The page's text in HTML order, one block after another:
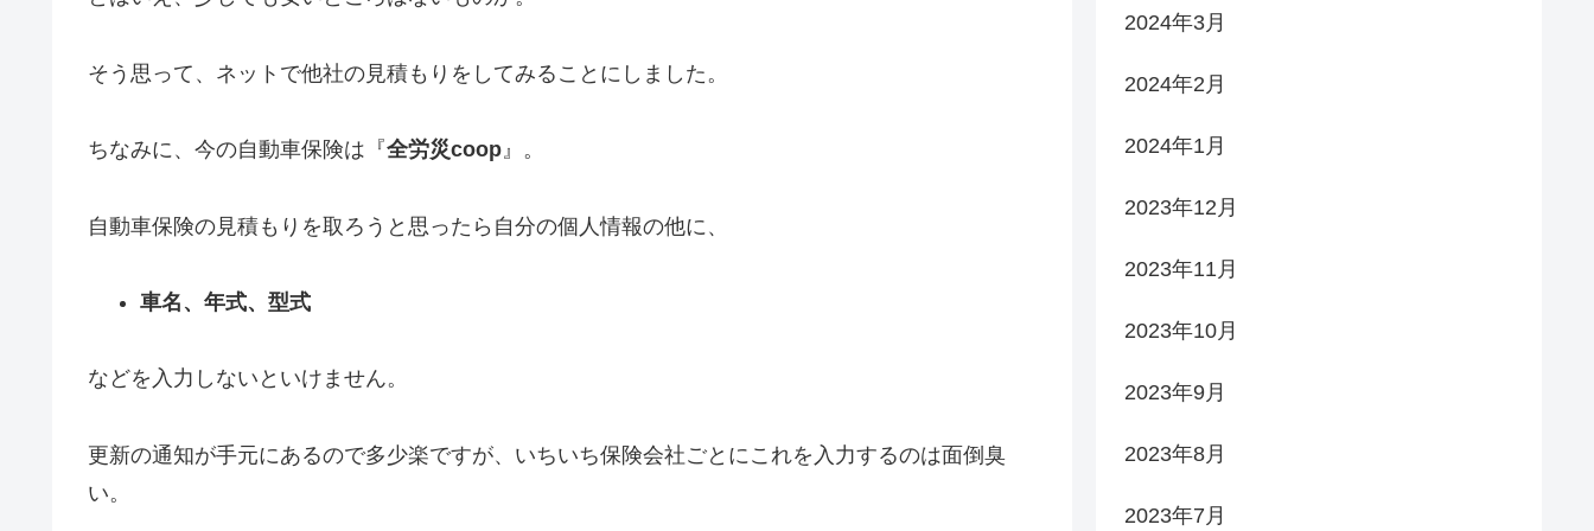
そう思って、ネットで他社の見積もりをしてみることにしました。
ちなみに、今の自動車保険は『全労災coop』。
自動車保険の見積もりを取ろうと思ったら自分の個人情報の他に、
車名、年式、型式
などを入力しないといけません。
更新の通知が手元にあるので多少楽ですが、いちいち保険会社ごとにこれを入力するのは面倒臭
い。
2024年3月
2024年2月
2024年1月
2023年12月
2023年11月
2023年10月
2023年9月
2023年8月
2023年7月